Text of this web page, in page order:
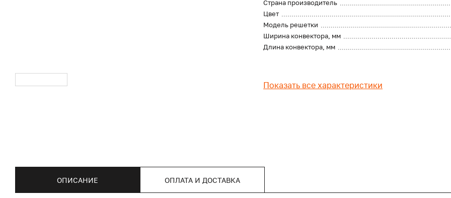
Страна производитель
Цвет
Модель решетки
Ширина конвектора, мм
Длина конвектора, мм
Показать все характеристики
ОПИСАНИЕ ОПЛАТА И ДОСТАВКА